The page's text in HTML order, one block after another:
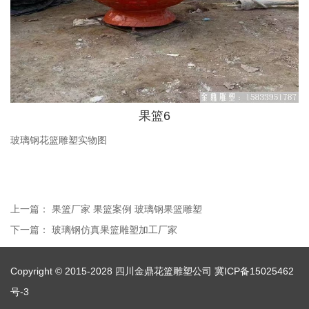
果篮6
玻璃钢花篮雕塑实物图
上一篇： 果篮厂家 果篮案例 玻璃钢果篮雕塑
下一篇： 玻璃钢仿真果篮雕塑加工厂家
Copyright © 2015-2028 四川金鼎花篮雕塑公司 冀ICP备15025462
号-3